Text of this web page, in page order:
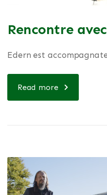
Rencontre
Edern est
Read more